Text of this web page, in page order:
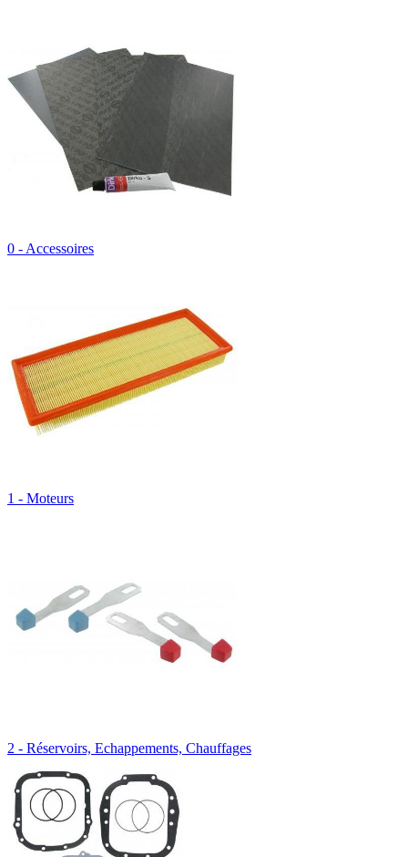
0 - Accessoires
1 - Moteurs
2 - Réservoirs, Echappements, Chauffages